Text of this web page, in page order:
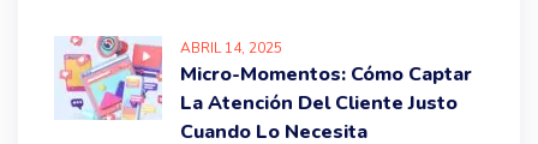
ABRIL14, 2025
Micro-Momentos: Cómo Captar
La Atención Del Cliente Justo
Cuando Lo Necesita